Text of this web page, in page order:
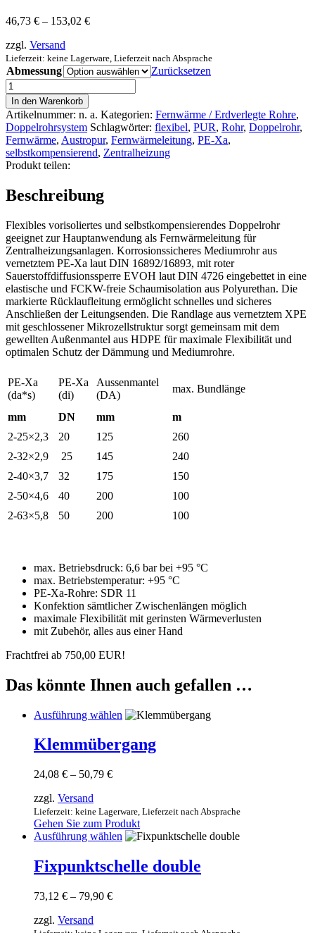
46,73 € – 153,02 €Preisspanne:
153,02 €
zzgl. Versand
Lieferzeit: keine Lagerware, Lieferzeit nach Absprache
Abmessung
Zurücksetzen
AustroPUR
Doppelrohr
Menge
In den Warenkorb
Artikelnummer: n. a. Kategorien: Fernwärme / Erdverlegte Rohre,
Doppelrohrsystem Schlagwörter: flexibel, PUR, Rohr, Doppelrohr,
Fernwärme, Austropur, Fernwärmeleitung, PE-Xa,
selbstkompensierend, Zentralheizung
Produkt teilen:
Beschreibung
Flexibles vorisoliertes und selbstkompensierendes Doppelrohr
geeignet zur Hauptanwendung als Fernwärmeleitung für
Zentralheizungsanlagen. Korrosionssicheres Mediumrohr aus
vernetztem PE-Xa laut DIN 16892/16893, mit roter
Sauerstoffdiffusionssperre EVOH laut DIN 4726 eingebettet in eine
elastische und FCKW-freie Schaumisolation aus Polyurethan. Die
markierte Rücklaufleitung ermöglicht schnelles und sicheres
Anschließen der Leitungsenden. Die Randlage aus vernetztem XPE
mit geschlossener Mikrozellstruktur sorgt gemeinsam mit dem
gewellten Außenmantel aus HDPE für maximale Flexibilität und
optimalen Schutz der Dämmung und Mediumrohre.
PE-Xa
(da*s)
PE-Xa
(di)
Aussenmantel
(DA)
max. Bundlänge
mm DN mm
m
2-25×2,3
20 125
260
2-32×2,9
25 145
240
2-40×3,7
32 175
150
2-50×4,6
40 200
100
2-63×5,8
50 200 100
max. Betriebsdruck: 6,6 bar bei +95 °C
max. Betriebstemperatur: +95 °C
PE-Xa-Rohre: SDR 11
Konfektion sämtlicher Zwischenlängen möglich
maximale Flexibilität mit gerinsten Wärmeverlusten
mit Zubehör, alles aus einer Hand
Frachtfrei ab 750,00 EUR!
Das könnte Ihnen auch gefallen …
Ausführung wählen Dieses
weist
mehrere
können
auf
der
gewählt
Klemmübergang
24,08 € – 50,79 €Preisspanne:
50,79 €
zzgl. Versand
Lieferzeit: keine Lagerware, Lieferzeit nach Absprache
Gehen Sie zum Produkt
Ausführung wählen Dieses
weist
mehrere
Fixpunktschelle double
73,12 € – 79,90 €Preisspanne:
zzgl. Versand